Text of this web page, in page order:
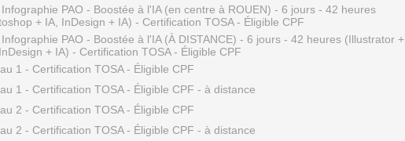
PAO - Boostée à l'IA (en centre à ROUEN) - 6 jours - 42 heures
+ IA, InDesign + IA) - Certification TOSA - Éligible CPF
PAO - Boostée à l'IA (À DISTANCE) - 6 jours - 42 heures (Illustrator +
+ IA) - Certification TOSA - Éligible CPF
1 - Certification TOSA - Éligible CPF
1 - Certification TOSA - Éligible CPF - à distance
2 - Certification TOSA - Éligible CPF
2 - Certification TOSA - Éligible CPF - à distance